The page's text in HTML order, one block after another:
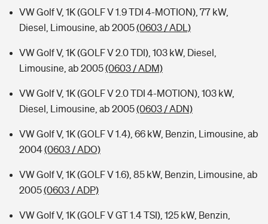
VW Golf V, 1K (GOLF V 1.9 TDI 4-MOTION), 77 kW,
Diesel, Limousine, ab 2005(0603 / ADL)
VW Golf V, 1K (GOLF V 2.0 TDI), 103 kW, Diesel,
Limousine, ab 2005(0603 / ADM)
VW Golf V, 1K (GOLF V 2.0 TDI 4-MOTION), 103 kW,
Diesel, Limousine, ab 2005(0603 / ADN)
VW Golf V, 1K (GOLF V 1.4), 66 kW, Benzin, Limousine, ab
2004(0603 / ADO)
VW Golf V, 1K (GOLF V 1.6), 85 kW, Benzin, Limousine, ab
2005(0603 / ADP)
VW Golf V, 1K (GOLF V GT 1.4 TSI), 125 kW, Benzin,